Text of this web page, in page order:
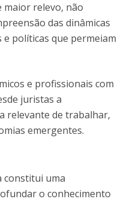
maior relevo, não
das dinâmicas
e políticas que permeiam
e profissionais com
juristas a
relevante de trabalhar,
emergentes.
constitui uma
o conhecimento